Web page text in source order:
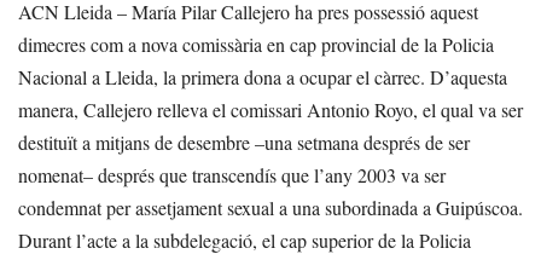
ACN Lleida – María Pilar Callejero ha pres possessió aquest
dimecres com a nova comissària en cap provincial de la Policia
Nacional a Lleida, la primera dona a ocupar el càrrec. D’aquesta
manera, Callejero relleva el comissari Antonio Royo, el qual va ser
destituït a mitjans de desembre –una setmana després de ser
nomenat– després que transcendís que l’any 2003 va ser
condemnat per assetjament sexual a una subordinada a Guipúscoa.
Durant l’acte a la subdelegació, el cap superior de la Policia